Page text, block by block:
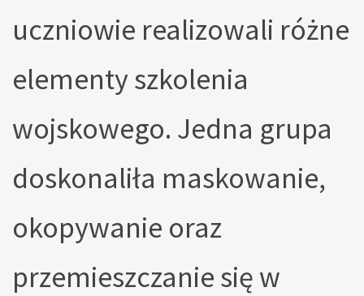
uczniowie realizowali różne
elementy szkolenia
wojskowego. Jedna grupa
doskonaliła maskowanie,
okopywanie oraz
przemieszczanie się w